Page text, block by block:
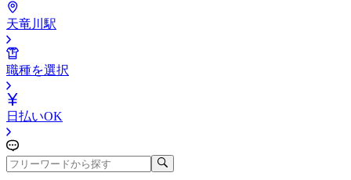
天竜川駅
職種を選択
日払いOK